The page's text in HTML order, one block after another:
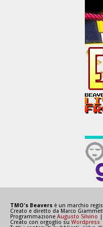
TMO's Beavers è un marchio
Creato e diretto da Marco
Programmazione Augusto Silvino
Creato con orgoglio su Wordpress